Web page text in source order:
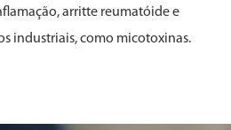
arritte reumatóide e
industriais, como micotoxinas.